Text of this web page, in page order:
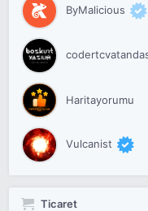
ByMalicious
Haritayorumu
Vulcanist
Ticaret